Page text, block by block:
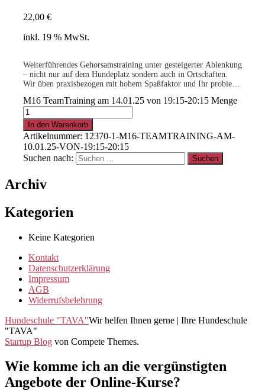
22,00 €
inkl. 19 % MwSt.
Weiterführendes Gehorsamstraining unter gesteigerter Ablenkung
– nicht nur auf dem Hundeplatz sondern auch in Ortschaften.
Wir üben praxisbezogen mit hohem Spaßfaktor und Ihr probiert
sicher nicht langweilig!
Voraussetzung: Mehrmals erfolgreich am M15 teilgenommen.
Dein Trainer sagt Dir, wann Ihr soweit seid!
.
15% für Clubmitglieder!Infohier
.
Clubmitglied werden ?
M16 TeamTraining am 14.01.25 von 19:15-20:15 Menge
In den Warenkorb
Artikelnummer: 12370-1-M16-TEAMTRAINING-AM-
10.01.25-VON-19:15-20:15
Suchen nach:
Archiv
Kategorien
Keine Kategorien
Kontakt
Datenschutzerklärung
Impressum
AGB
Widerrufsbelehrung
Hundeschule "TAVA"Wir helfen Ihnen gerne | Ihre Hundeschule
"TAVA"
Startup Blog von Compete Themes.
Wie komme ich an die vergünstigten
Angebote der Online-Kurse?